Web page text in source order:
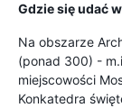
Gdzie się udać
Na obszarze
(ponad 300) -
miejscowości
Konkatedra